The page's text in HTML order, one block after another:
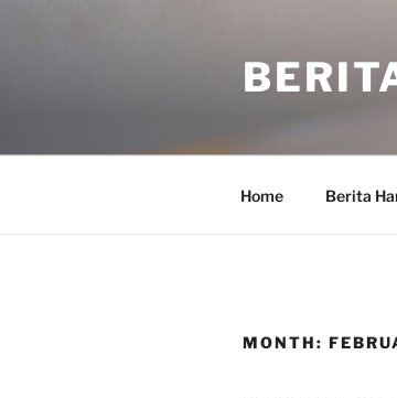
Home Berita
MONTH: